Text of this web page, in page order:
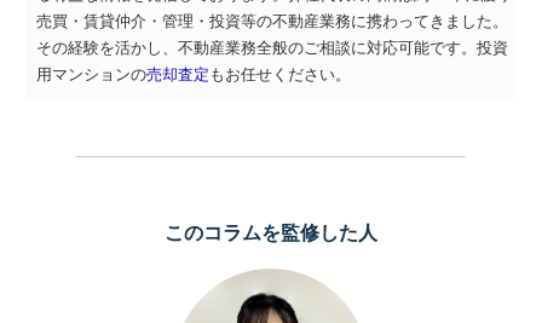
売買・賃貸仲介・管理・投資等の不動産業務に携わってきました。
その経験を活かし、不動産業務全般のご相談に対応可能です。投資
用マンションの売却査定 もお任せください。
このコラムを監修した人